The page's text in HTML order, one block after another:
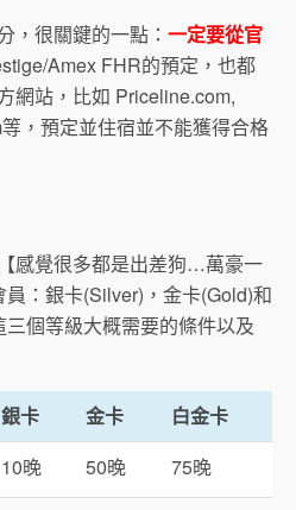
，很關鍵的一點： 一定要從官
Amex FHR的預定，也都
網站，比如 Priceline.com,
，預定並住宿並不能獲得合格
感覺很多都是出差狗…萬豪一
：銀卡(Silver)，金卡(Gold)和
個等級大概需要的條件以及
銀卡 金卡
白金卡
10晚 50晚 75晚